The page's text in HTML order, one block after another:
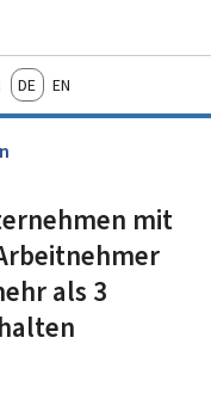
English
mit
als 3